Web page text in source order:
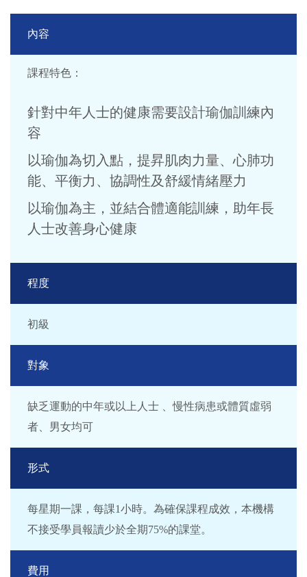
內容
課程特色：
針對中年人士的健康需要設計瑜伽訓練內
容
以瑜伽為切入點，提昇肌肉力量、心肺功
能、平衡力、協調性及舒緩情緒壓力
以瑜伽為主，並結合體適能訓練，助年長
人士改善身心健康
程度
初級
對象
缺乏運動的中年或以上人士 、慢性病患或體質虛弱
者、男女均可
形式
每星期一課，每課1小時。為確保課程成效，本機構
不接受學員報讀少於全期75%的課堂。
費用